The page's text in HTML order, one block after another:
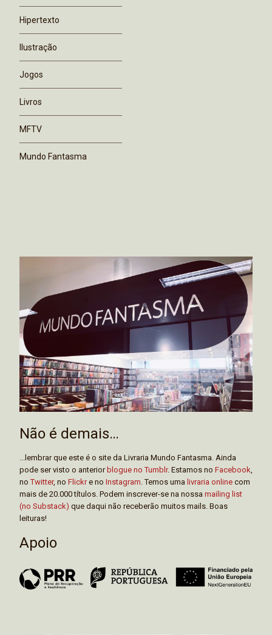
Hipertexto
Ilustração
Jogos
Livros
MFTV
Mundo Fantasma
Não é demais…
...lembrar que este é o site da Livraria Mundo Fantasma. Ainda
pode ser visto o anteriorblogue no Tumblr. Estamos no Facebook
noTwitter, no Flickre no Instagram . Temos uma livraria online com
mais de 20.000 títulos. Podem inscrever-se na nossa mailing list
(no Substack) que daqui não receberão muitos mails. Boas
leituras!
Apoio